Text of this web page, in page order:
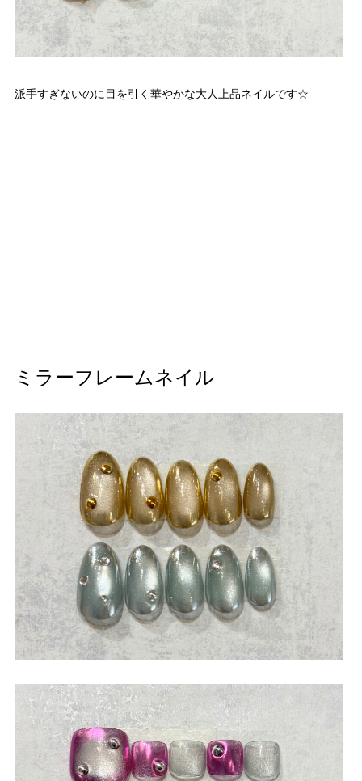
派手すぎないのに目を引く華やかな大人上品ネイルです☆
ミラーフレームネイル